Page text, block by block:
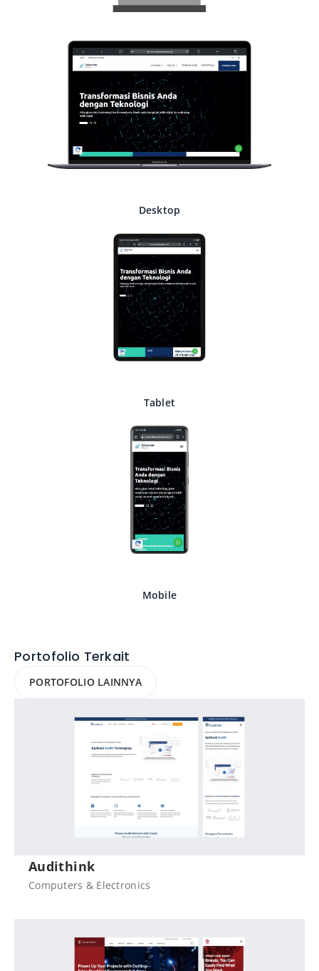
Desktop
Tablet
Mobile
Portofolio Terkait
PORTOFOLIO LAINNYA
Audithink
Computers & Electronics